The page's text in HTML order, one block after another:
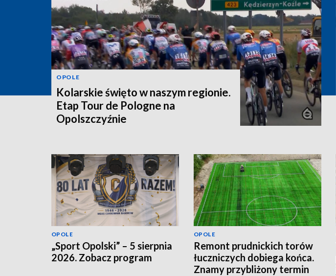
OPOLE
Kolarskie święto w naszym regionie.
Etap Tour de Pologne na
Opolszczyźnie
OPOLE
„Sport Opolski” – 5 sierpnia
2026. Zobacz program
OPOLE
Remont prudnickich torów
łuczniczych dobiega końca.
Znamy przybliżony termin